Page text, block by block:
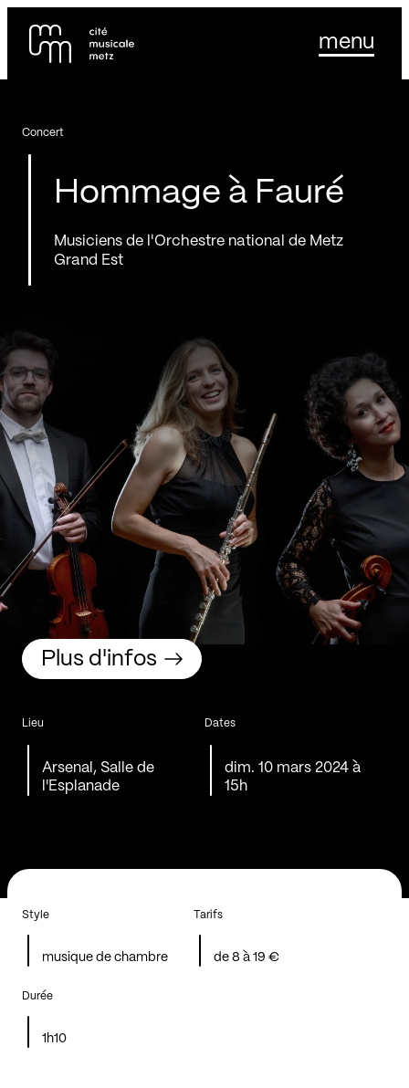
Se rendre au
Contenu principal
menu
Hommage à Fauré
Musiciens de l'Orchestre national de Metz
Grand Est
Concert
Lieu
Arsenal, Salle de
l'Esplanade
Dates
dim. 10 mars 2024 à
15h
Plus d'infos
Style
musique de chambre
Tarifs
de 8 à 19 €
Durée
1h10